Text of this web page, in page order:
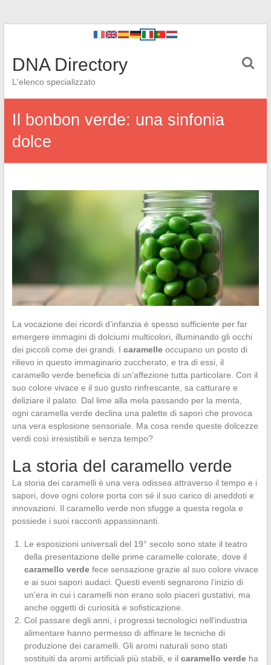
DNA Directory
L'elenco specializzato
Il bonbon verde: una sinfonia
dolce
La vocazione dei ricordi d’infanzia è spesso sufficiente per far
emergere immagini di dolciumi multicolori, illuminando gli occhi
dei piccoli come dei grandi. I caramelleoccupano un posto di
rilievo in questo immaginario zuccherato, e tra di essi, il
caramello verde beneficia di un’affezione tutta particolare. Con il
suo colore vivace e il suo gusto rinfrescante, sa catturare e
deliziare il palato. Dal lime alla mela passando per la menta,
ogni caramella verde declina una palette di sapori che provoca
una vera esplosione sensoriale. Ma cosa rende queste dolcezze
verdi così irresistibili e senza tempo?
La storia del caramello verde
La storia dei caramelli è una vera odissea attraverso il tempo e i
sapori, dove ogni colore porta con sé il suo carico di aneddoti e
innovazioni. Il caramello verde non sfugge a questa regola e
possiede i suoi racconti appassionanti.
Le esposizioni universali del 19° secolo sono state il teatro
della presentazione delle prime caramelle colorate, dove il
caramello verdefece sensazione grazie al suo colore vivace
e ai suoi sapori audaci. Questi eventi segnarono l’inizio di
un’era in cui i caramelli non erano solo piaceri gustativi, ma
anche oggetti di curiosità e sofisticazione.
Col passare degli anni, i progressi tecnologici nell’industria
alimentare hanno permesso di affinare le tecniche di
produzione dei caramelli. Gli aromi naturali sono stati
sostituiti da aromi artificiali più stabili, e il caramello verdeha